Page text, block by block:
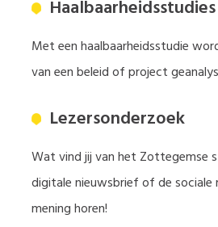
Haalbaarheidsstudies
Met een haalbaarheidsstudie
van een beleid of project
Lezersonderzoek
Wat vind jij van het Zottegemse
digitale nieuwsbrief of de sociale
mening horen!